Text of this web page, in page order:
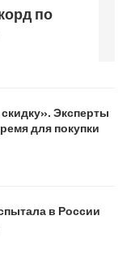
по
Эксперты
для покупки
в России